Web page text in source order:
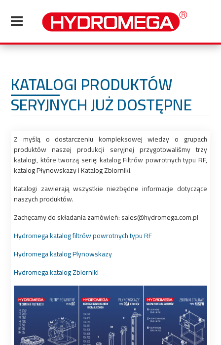
KATALOGI PRODUKTÓW
SERYJNYCH JUŻ DOSTĘPNE
Z myślą o dostarczeniu kompleksowej wiedzy o grupach
produktów naszej produkcji seryjnej przygotowaliśmy trzy
katalogi, które tworzą serię: katalog Filtrów powrotnych typu RF,
katalog Płynowskazy i Katalog Zbiorniki.
Katalogi zawierają wszystkie niezbędne informacje dotyczące
naszych produktów.
Zachęcamy do składania zamówień: sales@hydromega.com.pl
Hydromega katalog filtrów powrotnych typu RF
Hydromega katalog Plynowskazy
Hydromega katalog Zbiorniki